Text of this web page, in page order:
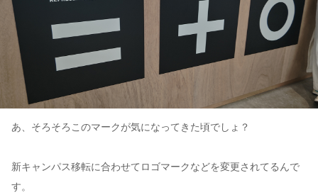
あ、そろそろこのマークが気になってきた頃でしょ？
新キャンパス移転に合わせてロゴマークなどを変更されてるんで
す。